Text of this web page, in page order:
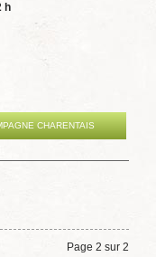
h
CHARENTAIS
Page 2 sur 2